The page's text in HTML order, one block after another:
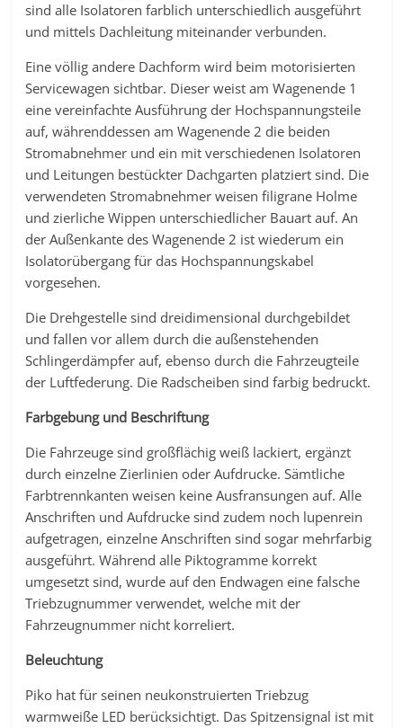
sind alle Isolatoren farblich unterschiedlich ausgeführt
und mittels Dachleitung miteinander verbunden.
Eine völlig andere Dachform wird beim motorisierten
Servicewagen sichtbar. Dieser weist am Wagenende 1
eine vereinfachte Ausführung der Hochspannungsteile
auf, währenddessen am Wagenende 2 die beiden
Stromabnehmer und ein mit verschiedenen Isolatoren
und Leitungen bestückter Dachgarten platziert sind. Die
verwendeten Stromabnehmer weisen filigrane Holme
und zierliche Wippen unterschiedlicher Bauart auf. An
der Außenkante des Wagenende 2 ist wiederum ein
Isolatorübergang für das Hochspannungskabel
vorgesehen.
Die Drehgestelle sind dreidimensional durchgebildet
und fallen vor allem durch die außenstehenden
Schlingerdämpfer auf, ebenso durch die Fahrzeugteile
der Luftfederung. Die Radscheiben sind farbig bedruckt.
Farbgebung und Beschriftung
Die Fahrzeuge sind großflächig weiß lackiert, ergänzt
durch einzelne Zierlinien oder Aufdrucke. Sämtliche
Farbtrennkanten weisen keine Ausfransungen auf. Alle
Anschriften und Aufdrucke sind zudem noch lupenrein
aufgetragen, einzelne Anschriften sind sogar mehrfarbig
ausgeführt. Während alle Piktogramme korrekt
umgesetzt sind, wurde auf den Endwagen eine falsche
Triebzugnummer verwendet, welche mit der
Fahrzeugnummer nicht korreliert.
Beleuchtung
Piko hat für seinen neukonstruierten Triebzug
warmweiße LED berücksichtigt. Das Spitzensignal ist mit